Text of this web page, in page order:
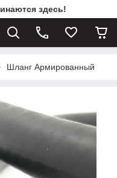
здесь!
Шланг Армированный